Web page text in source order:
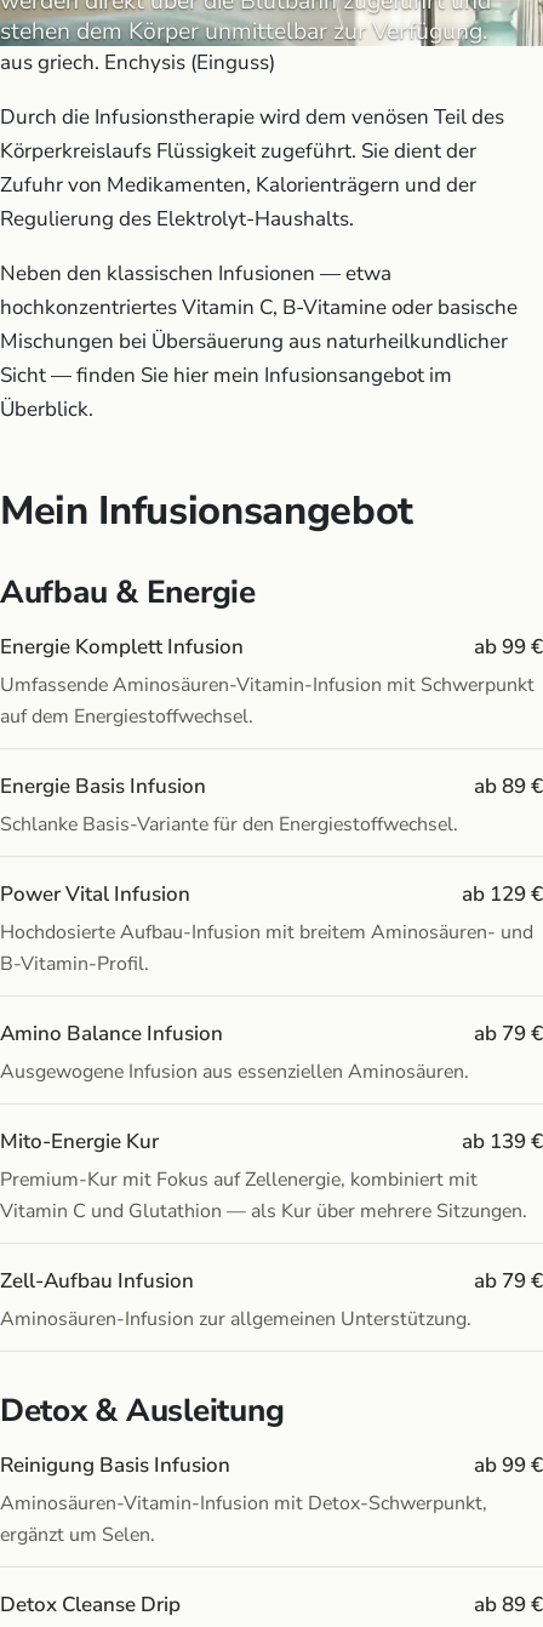
stehen dem Körper unmittelbar zur Verfügung.
aus griech. Enchysis (Einguss)
Durch die Infusionstherapie wird dem venösen Teil des
Körperkreislaufs Flüssigkeit zugeführt. Sie dient der
Zufuhr von Medikamenten, Kalorienträgern und der
Regulierung des Elektrolyt-Haushalts.
Neben den klassischen Infusionen — etwa
hochkonzentriertes Vitamin C, B-Vitamine oder basische
Mischungen bei Übersäuerung aus naturheilkundlicher
Sicht — finden Sie hier mein Infusionsangebot im
Überblick.
Mein Infusionsangebot
Aufbau & Energie
Energie Komplett Infusion ab 99 €
Umfassende Aminosäuren-Vitamin-Infusion mit Schwerpunkt
auf dem Energiestoffwechsel.
Energie Basis Infusion ab 89 €
Schlanke Basis-Variante für den Energiestoffwechsel.
Power Vital Infusion ab 129 €
Hochdosierte Aufbau-Infusion mit breitem Aminosäuren- und
B-Vitamin-Profil.
Amino Balance Infusion ab 79 €
Ausgewogene Infusion aus essenziellen Aminosäuren.
Mito-Energie Kur ab 139 €
Premium-Kur mit Fokus auf Zellenergie, kombiniert mit
Vitamin C und Glutathion — als Kur über mehrere Sitzungen.
Zell-Aufbau Infusion ab 79 €
Aminosäuren-Infusion zur allgemeinen Unterstützung.
Detox & Ausleitung
Reinigung Basis Infusion ab 99 €
Aminosäuren-Vitamin-Infusion mit Detox-Schwerpunkt,
ergänzt um Selen.
Detox Cleanse Drip ab 89 €